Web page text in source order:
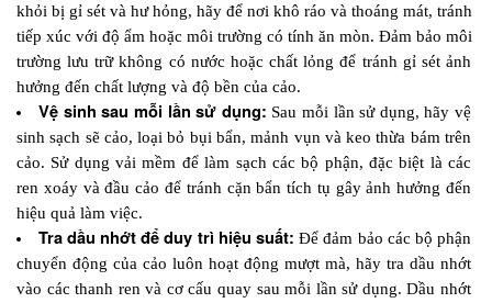
khỏi bị gỉ sét và hư hỏng, hãy để nơi khô ráo và thoáng mát, tránh
tiếp xúc với độ ẩm hoặc môi trường có tính ăn mòn. Đảm bảo môi
trường lưu trữ không có nước hoặc chất lỏng để tránh gỉ sét ảnh
hưởng đến chất lượng và độ bền của cảo.
Vệ sinh sau mỗi lần sử dụng: Sau mỗi lần sử dụng, hãy vệ
sinh sạch sẽ cảo, loại bỏ bụi bẩn, mảnh vụn và keo thừa bám trên
cảo. Sử dụng vải mềm để làm sạch các bộ phận, đặc biệt là các
ren xoáy và đầu cảo để tránh cặn bẩn tích tụ gây ảnh hưởng đến
hiệu quả làm việc.
Tra dầu nhớt để duy trì hiệu suất: Để đảm bảo các bộ phận
chuyển động của cảo luôn hoạt động mượt mà, hãy tra dầu nhớt
vào các thanh ren và cơ cấu quay sau mỗi lần sử dụng. Dầu nhớt